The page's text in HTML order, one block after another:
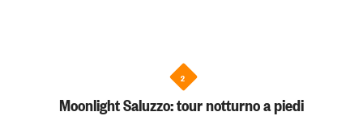
2
Moonlight Saluzzo: tour notturno a piedi